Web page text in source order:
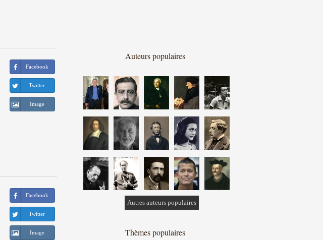
Facebook
Twitter
Image
Facebook
Twitter
Image
Auteurs populaires
Autres auteurs populaires
Thèmes populaires